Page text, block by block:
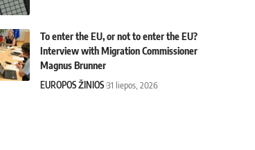
To enter the EU, or not to enter the EU?
Interview with Migration Commissioner
Magnus Brunner
EUROPOS ŽINIOS 31 liepos, 2026